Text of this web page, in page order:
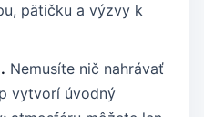
pätičku a výzvy k
Nemusíte nič nahrávať
vytvorí úvodný